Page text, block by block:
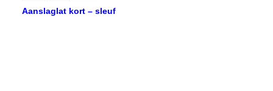
Aanslaglat kort – sleuf